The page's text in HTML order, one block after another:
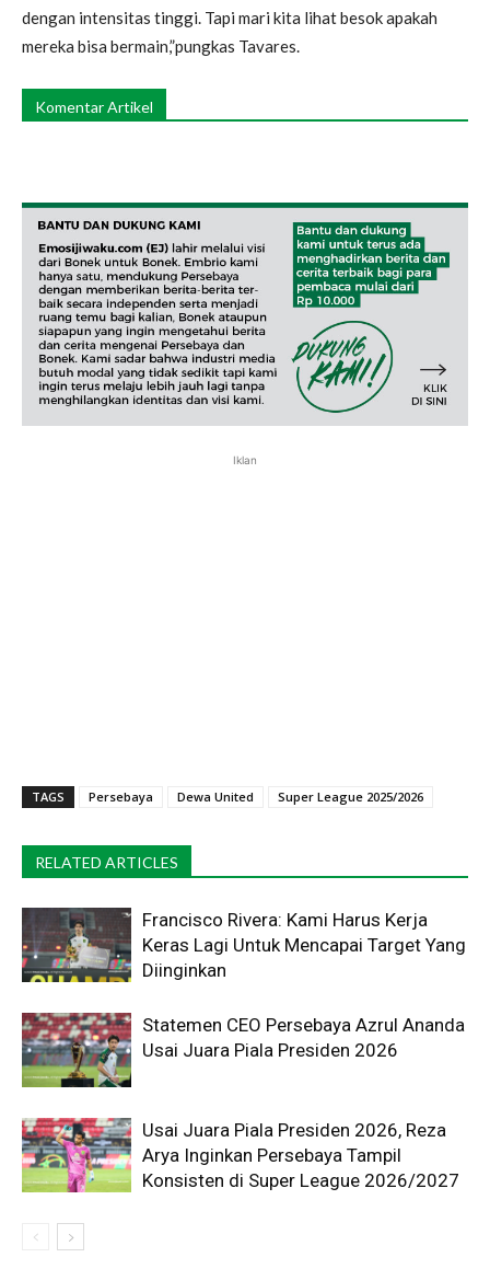
dengan intensitas tinggi. Tapi mari kita lihat besok apakah
mereka bisa bermain,”pungkas Tavares.
Komentar Artikel
Iklan
TAGS Persebaya Dewa United Super League 2025/2026
RELATED ARTICLES
Francisco Rivera: Kami Harus Kerja
Keras Lagi Untuk Mencapai Target Yang
Diinginkan
Statemen CEO Persebaya Azrul Ananda
Usai Juara Piala Presiden 2026
Usai Juara Piala Presiden 2026, Reza
Arya Inginkan Persebaya Tampil
Konsisten di Super League 2026/2027